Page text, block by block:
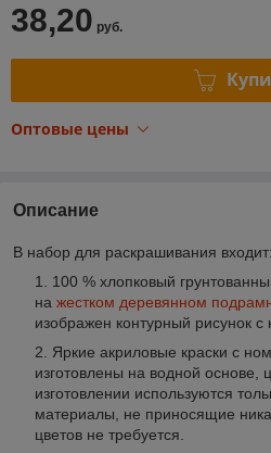
38,20 руб.
Оптовые цены
Описание
В набор для раскрашивания входит:
100 % хлопковый
на жестком деревянном
изображен контурный рисунок с
Яркие акриловые краски с
изготовлены на водной основе,
изготовлении используются
материалы, не приносящие
цветов не требуется.